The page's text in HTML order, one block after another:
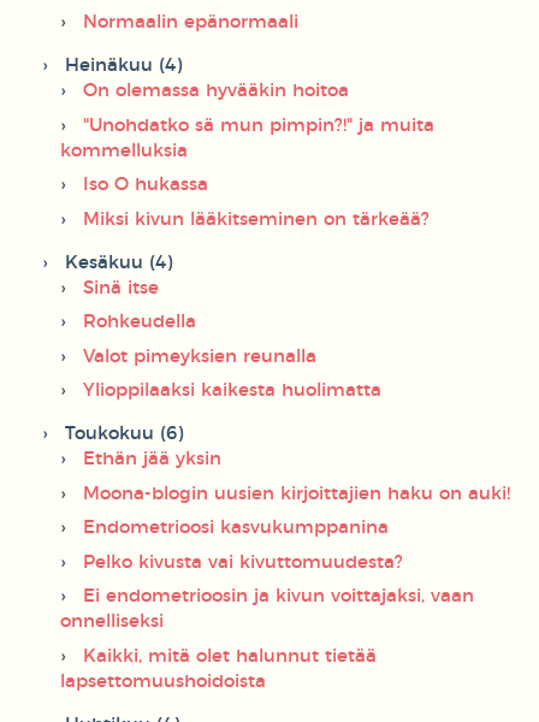
Normaalin epänormaali
Heinäkuu (4)
On olemassa hyvääkin hoitoa
"Unohdatko sä mun pimpin?!" ja muita
kommelluksia
Iso O hukassa
Miksi kivun lääkitseminen on tärkeää?
Kesäkuu (4)
Sinä itse
Rohkeudella
Valot pimeyksien reunalla
Ylioppilaaksi kaikesta huolimatta
Toukokuu (6)
Ethän jää yksin
Moona-blogin uusien kirjoittajien haku on auki!
Endometrioosi kasvukumppanina
Pelko kivusta vai kivuttomuudesta?
Ei endometrioosin ja kivun voittajaksi, vaan
onnelliseksi
Kaikki, mitä olet halunnut tietää
lapsettomuushoidoista